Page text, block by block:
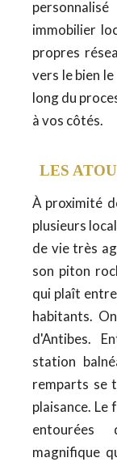
immobilier
propres
vers le bien
long du
à vos côtés.
LES
À proximité
plusieurs
de vie très
son piton
qui plaît
habitants.
d'Antibes.
station
remparts se
plaisance. Le
entourées
magnifique